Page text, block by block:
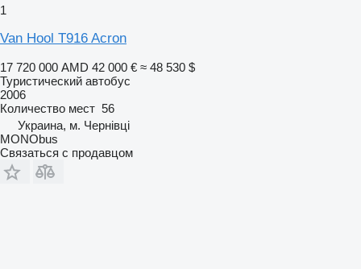
1
Van Hool T916 Acron
17 720 000 AMD 42 000 € ≈ 48 530 $
Туристический автобус
2006
Количество мест 56
Украина, м. Чернівці
MONObus
Связаться с продавцом